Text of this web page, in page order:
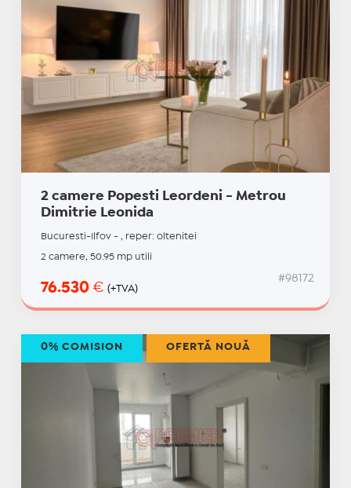
2 camere Popesti Leordeni - Metrou
Dimitrie Leonida
Bucuresti-Ilfov - , reper: oltenitei
2 camere, 50.95 mp utili
76.530 € (+TVA)
#98172
0% COMISION OFERTĂ NOUĂ